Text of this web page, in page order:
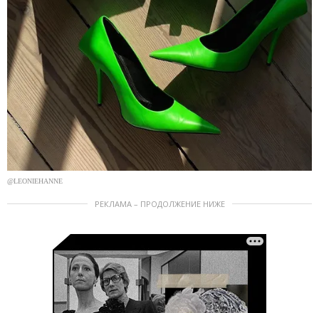
@LEONIEHANNE
РЕКЛАМА – ПРОДОЛЖЕНИЕ НИЖЕ